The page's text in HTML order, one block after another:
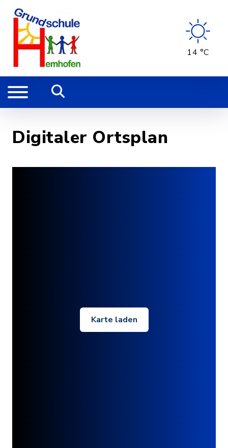
14 °C
Digitaler Ortsplan
Karte laden